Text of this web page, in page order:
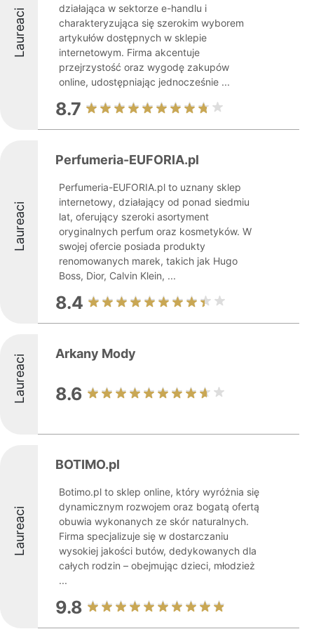
Laureaci
działająca w sektorze e-handlu i
charakteryzująca się szerokim wyborem
artykułów dostępnych w sklepie
internetowym. Firma akcentuje
przejrzystość oraz wygodę zakupów
online, udostępniając jednocześnie ...
8.7
Laureaci
Perfumeria-EUFORIA.pl
Perfumeria-EUFORIA.pl to uznany sklep
internetowy, działający od ponad siedmiu
lat, oferujący szeroki asortyment
oryginalnych perfum oraz kosmetyków. W
swojej ofercie posiada produkty
renomowanych marek, takich jak Hugo
Boss, Dior, Calvin Klein, ...
8.4
Laureaci Arkany Mody
8.6
Laureaci
BOTIMO.pl
Botimo.pl to sklep online, który wyróżnia się
dynamicznym rozwojem oraz bogatą ofertą
obuwia wykonanych ze skór naturalnych.
Firma specjalizuje się w dostarczaniu
wysokiej jakości butów, dedykowanych dla
całych rodzin – obejmując dzieci, młodzież
...
9.8